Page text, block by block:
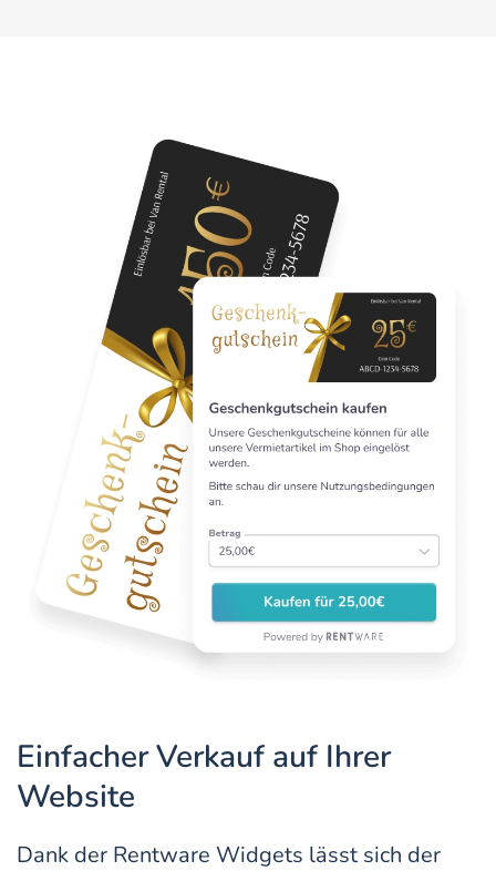
Einfacher Verkauf auf Ihrer
Website
Dank der Rentware Widgets lässt sich der